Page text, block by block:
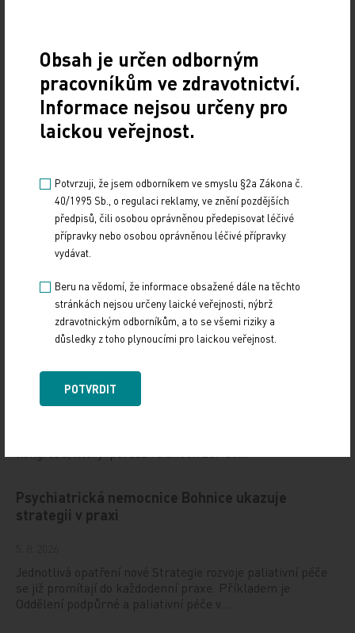
Doporučené
Má mít každý hypertonik hypolipidemikum?
10. 4. 2026
Na XXIV. sympoziu arteriální hypertenze, které se konalo
1. dubna 2026 na Novoměstské radnici v Praze, uvedl
MUDr. Martin Šatný, Ph.D., ze III.…
Psychiatrická nemocnice Bohnice ukazuje
strategii v praxi
Jednotlivá opatření nové Strategie rozvoje paliativní péče
se již promítají do každodenní praxe. Příkladem je
Oddělení podpůrné a paliativní péče v…
Obsah je určen odborným
pracovníkům ve zdravotnictví.
Informace nejsou určeny pro
laickou veřejnost.
Potvrzuji, že jsem odborníkem ve smyslu §2a Zákona č.
40/1995 Sb., o regulaci reklamy, ve znění pozdějších
předpisů, čili osobou oprávněnou předepisovat léčivé
přípravky nebo osobou oprávněnou léčivé přípravky
vydávat.
Beru na vědomí, že informace obsažené dále na těchto
stránkách nejsou určeny laické veřejnosti, nýbrž
zdravotnickým odborníkům, a to se všemi riziky a
důsledky z toho plynoucími pro laickou veřejnost.
POTVRDIT